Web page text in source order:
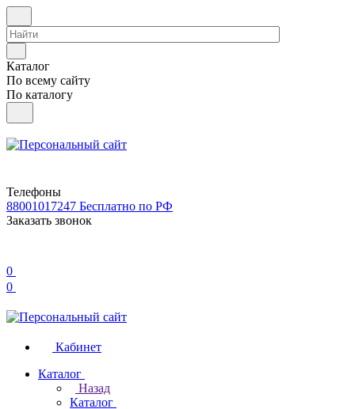
Каталог
По всему сайту
По каталогу
Телефоны
88001017247 Бесплатно по РФ
Заказать звонок
0
0
Кабинет
Каталог
Назад
Каталог